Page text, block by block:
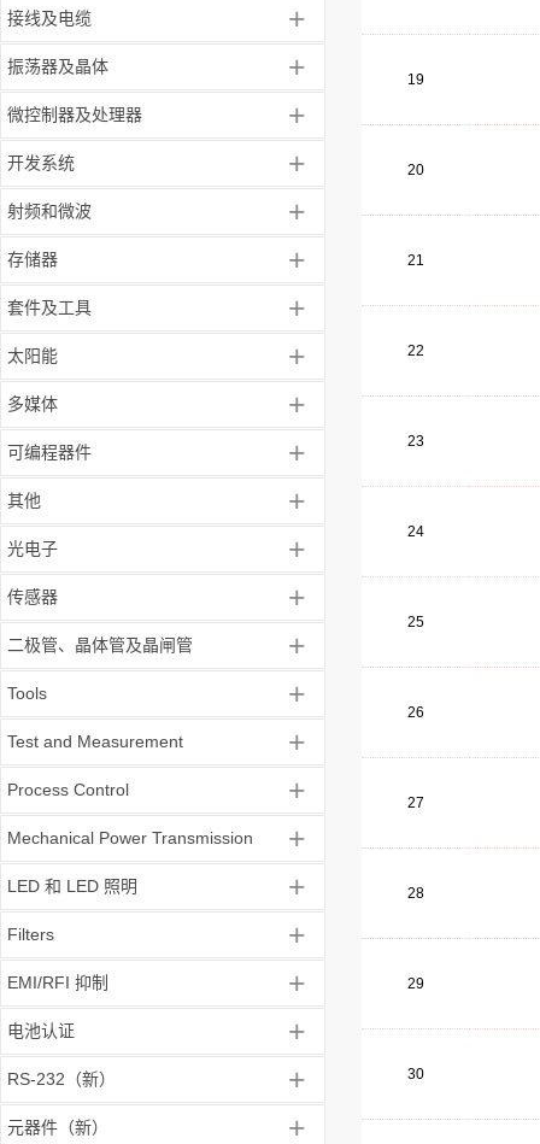
接线及电缆 +
振荡器及晶体 +
微控制器及处理器 +
开发系统 +
射频和微波 +
存储器 +
套件及工具 +
太阳能 +
多媒体 +
可编程器件 +
其他 +
光电子 +
传感器 +
二极管、晶体管及晶闸管 +
Tools +
Test and Measurement +
Process Control +
Mechanical Power Transmission +
LED 和 LED 照明 +
Filters +
EMI/RFI 抑制 +
电池认证 +
RS-232（新） +
元器件（新） +
19
20
21
22
23
24
25
26
27
28
29
30